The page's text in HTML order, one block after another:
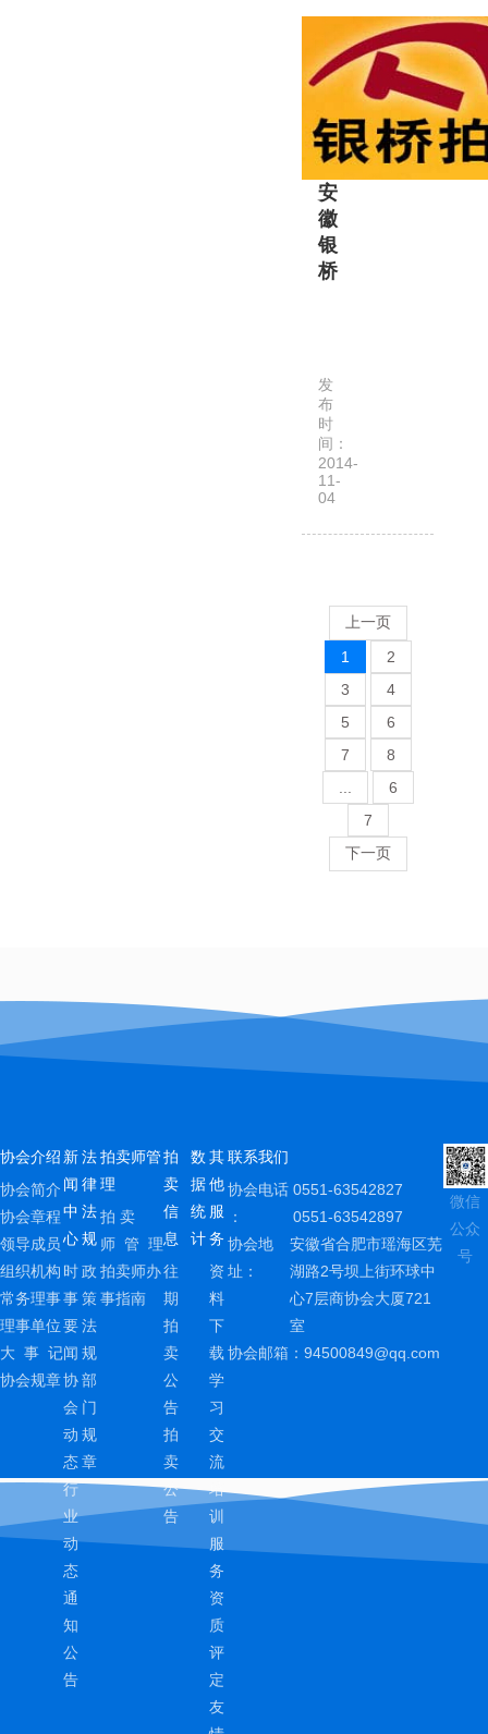
核
准…
原
安
徽
省
经
济
贸
易
委
准，
于
2002
年
7
月
注
安
徽
银
桥
桥
拍
卖
有
限
司，
立
于
1998
年，
办
公
陵
财…
发
布
时
间：
2014-
11-
04
上一页
1
2
3
4
5
6
7
8
6
7
下一页
协会介绍
协会简介
协会章程
领导成员
组织机构
常务理事
理事单位
大 事 记
协会规章
新
闻
中
心
时
事
要
闻
协
会
动
态
行
业
动
态
通
知
公
告
法
律
法
规
政
策
法
规
部
门
规
章
拍卖师管
理
拍 卖
师 管 理
拍卖师办
事指南
拍
卖
信
息
往
期
拍
卖
公
告
拍
卖
公
告
数
据
统
计
其
他
服
务
资
料
下
载
学
习
交
流
培
训
服
务
资
质
评
定
友
联系我们
协会电话
：
0551-63542827
0551-63542897
协会地
址：
安徽省合肥市瑶海区芜
湖路2号坝上街环球中
心7层商协会大厦721
室
协会邮箱： 94500849@qq.com
微信
公众
号